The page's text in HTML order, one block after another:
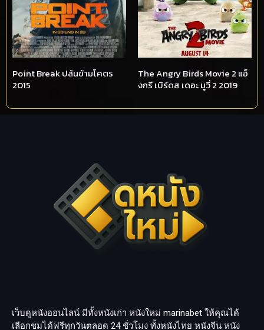
Point Break ปล้นข้ามโคตร
2015
The Angry Birds Movie 2 แอ็
งกรี เบิร์ดส เดอะ มูวี่ 2 2019
เว็บดูหนังออนไลน์ มีทั้งหนังเก่า หนังใหม่ marinabet ให้คุณได้
เลือกชมได้ฟรีทุกวันตลอด 24 ชั่วโมง ทั้งหนังไทย หนังจีน หนัง